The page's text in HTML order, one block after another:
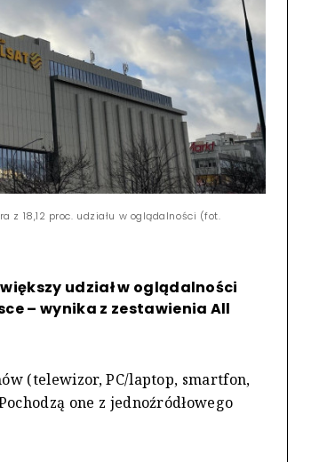
z 18,12 proc. udziału w oglądalności (fot.
udział w oglądalności
– wynika z zestawienia All
(telewizor, PC/laptop, smartfon,
one z jednoźródłowego